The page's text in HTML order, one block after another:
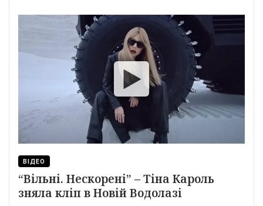
ВІДЕО
“Вільні. Нескорені” – Тіна Кароль
зняла кліп в Новій Водолазі